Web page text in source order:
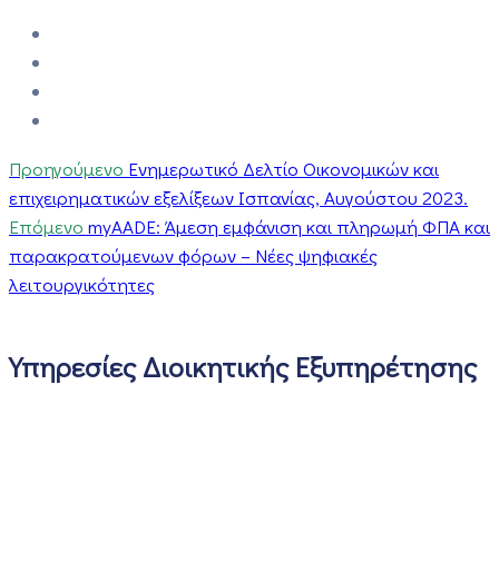
Προηγούμενο Ενημερωτικό Δελτίο Οικονομικών και
επιχειρηματικών εξελίξεων Ισπανίας, Αυγούστου 2023.
Επόμενο myAADE: Άμεση εμφάνιση και πληρωμή ΦΠΑ και
παρακρατούμενων φόρων – Νέες ψηφιακές
λειτουργικότητες
Υπηρεσίες Διοικητικής Εξυπηρέτησης